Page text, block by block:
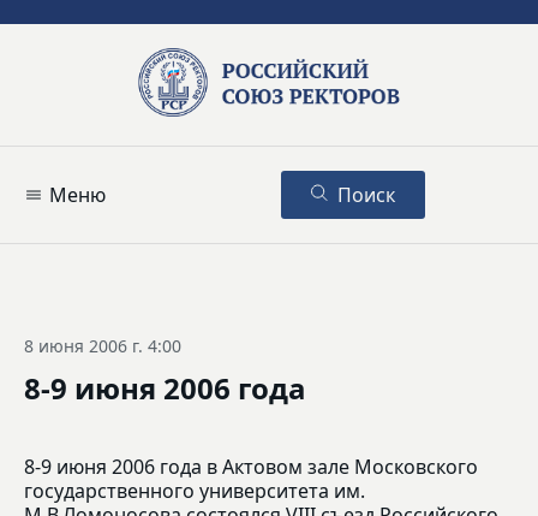
Меню Поиск
8 июня 2006 г. 4:00
8-9 июня 2006 года
8-9 июня 2006 года в Актовом зале Московского
государственного университета им.